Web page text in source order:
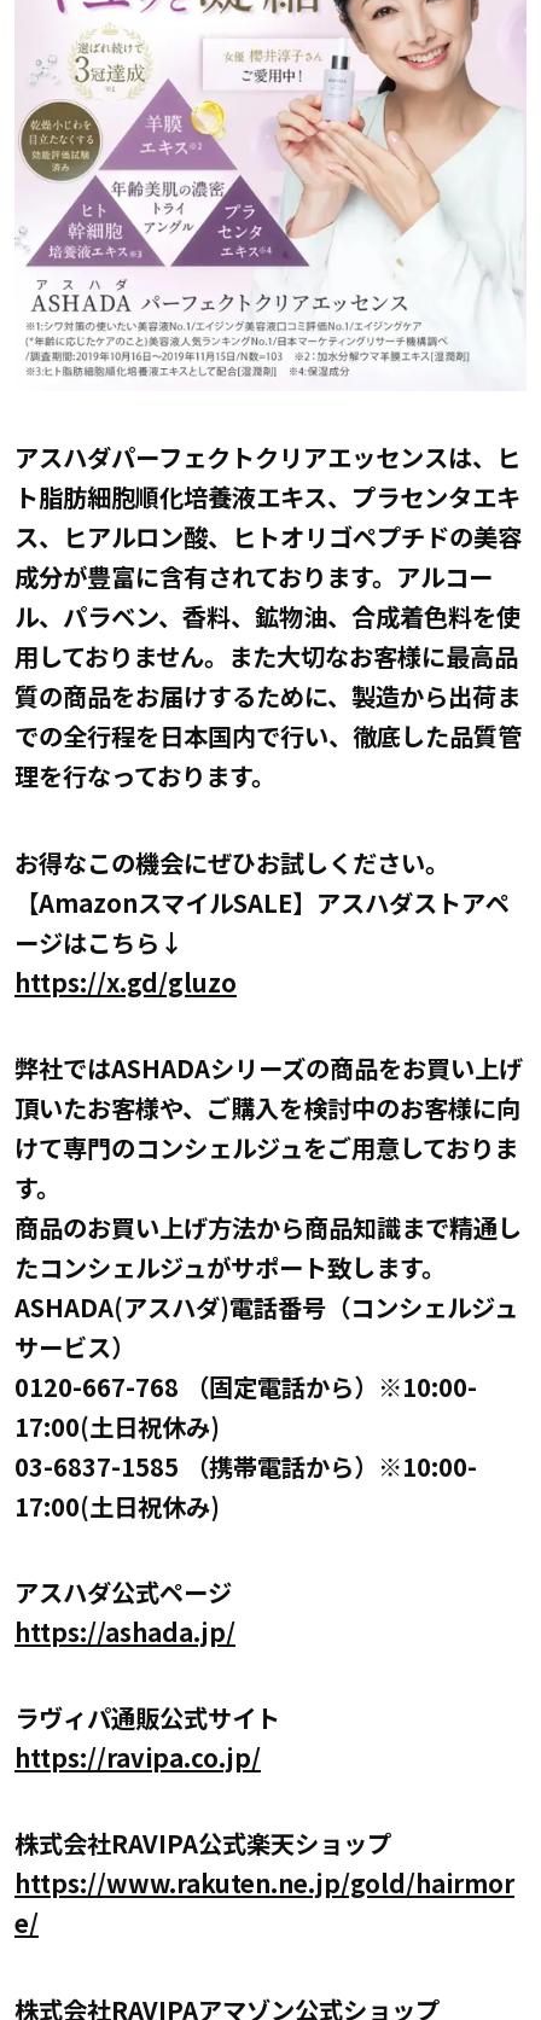
アスハダパーフェクトクリアエッセンスは、ヒ
ト脂肪細胞順化培養液エキス、プラセンタエキ
ス、ヒアルロン酸、ヒトオリゴペプチドの美容
成分が豊富に含有されております。アルコー
ル、パラベン、香料、鉱物油、合成着色料を使
用しておりません。また大切なお客様に最高品
質の商品をお届けするために、製造から出荷ま
での全行程を日本国内で行い、徹底した品質管
理を行なっております。
お得なこの機会にぜひお試しください。
【AmazonスマイルSALE】アスハダストアペ
ージはこちら↓
https://x.gd/gluzo
弊社ではASHADAシリーズの商品をお買い上げ
頂いたお客様や、ご購入を検討中のお客様に向
けて専門のコンシェルジュをご用意しておりま
す。
商品のお買い上げ方法から商品知識まで精通し
たコンシェルジュがサポート致します。
ASHADA(アスハダ)電話番号（コンシェルジュ
サービス）
0120-667-768 （固定電話から）※10:00-
17:00(土日祝休み)
03-6837-1585 （携帯電話から）※10:00-
17:00(土日祝休み)
アスハダ公式ページ
https://ashada.jp/
ラヴィパ通販公式サイト
https://ravipa.co.jp/
株式会社RAVIPA公式楽天ショップ
https://www.rakuten.ne.jp/gold/hairmor
e/
株式会社RAVIPAアマゾン公式ショップ